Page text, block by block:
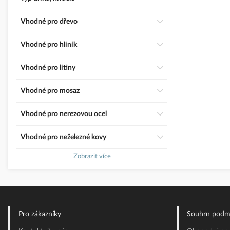
Vhodné pro dřevo
Vhodné pro hliník
Vhodné pro litiny
Vhodné pro mosaz
Vhodné pro nerezovou ocel
Vhodné pro neželezné kovy
Zobrazit více
Pro zákazníky Souhrn